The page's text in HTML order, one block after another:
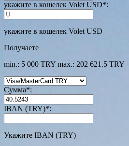
укажите в кошелек Volet USD*:
укажите в кошелек Volet USD
Получаете
min.: 5 000 TRY max.: 202 621.5 TRY
Сумма*:
IBAN (TRY)*:
Укажите IBAN (TRY)